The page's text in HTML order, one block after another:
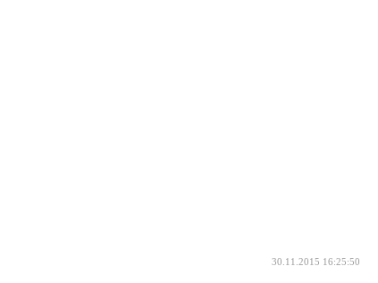
30.11.2015 16:25:50